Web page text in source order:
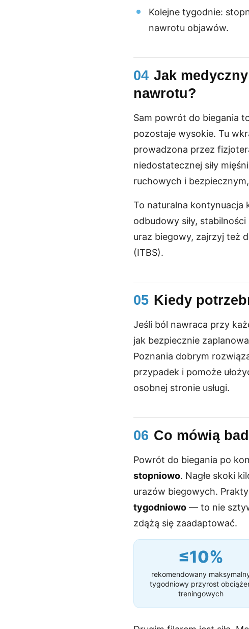
Kolejne tygodnie:
nawrotu objawów.
04 Jak
nawrotu?
Sam powrót do biegania
pozostaje wysokie. Tu
prowadzona przez
niedostatecznej siły
ruchowych i
To naturalna kontynuacja
odbudowy siły,
uraz biegowy, zajrzyj też
(ITBS).
05 Kiedy
Jeśli ból nawraca przy
jak bezpiecznie
Poznania dobrym
przypadek i pomoże
osobnej stronie usługi.
06 Co mówią
Powrót do biegania po
stopniowo. Nagłe skoki
urazów biegowych.
tygodniowo — to nie
zdążą się zaadaptować.
≤10%
rekomendowany
tygodniowy przyrost
treningowych